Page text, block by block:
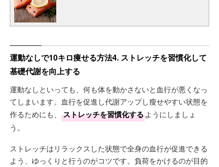
運動なしで10キロ痩せる方法4. ストレッチを習慣化して
基礎代謝を向上する
運動なしといっても、何も体を動かさないと血行が悪くなっ
てしまいます。血行を促進し代謝アップし瘦せやすい状態を
作るためにも、
ストレッチを習慣化するようにしましょ
う。
ストレッチはリラックスした状態で全身の血行が促進できる
よう、ゆっくりと行うのがコツです。負荷をかけるのが目的